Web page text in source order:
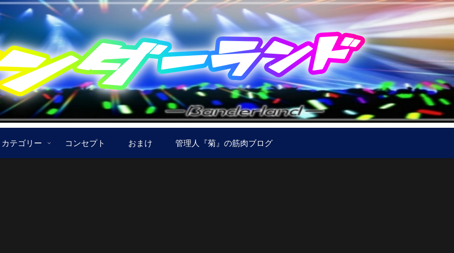
カテゴリー コンセプト おまけ 管理人『菊』の筋肉ブログ